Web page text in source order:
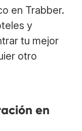
en Trabber.
y
tu mejor
otro
en